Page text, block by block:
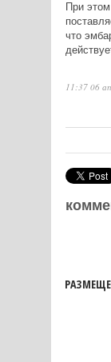
При
что
11:37 06